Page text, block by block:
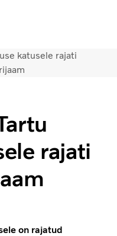
Merchandise
pood
Sisselogimine
katusele rajati
rajati
on rajatud